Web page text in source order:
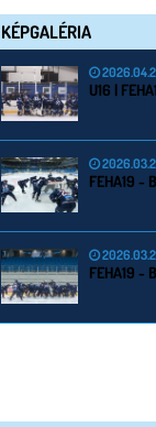
KÉPGALÉRIA
U16 |
FEHA19 -
FEHA19 -